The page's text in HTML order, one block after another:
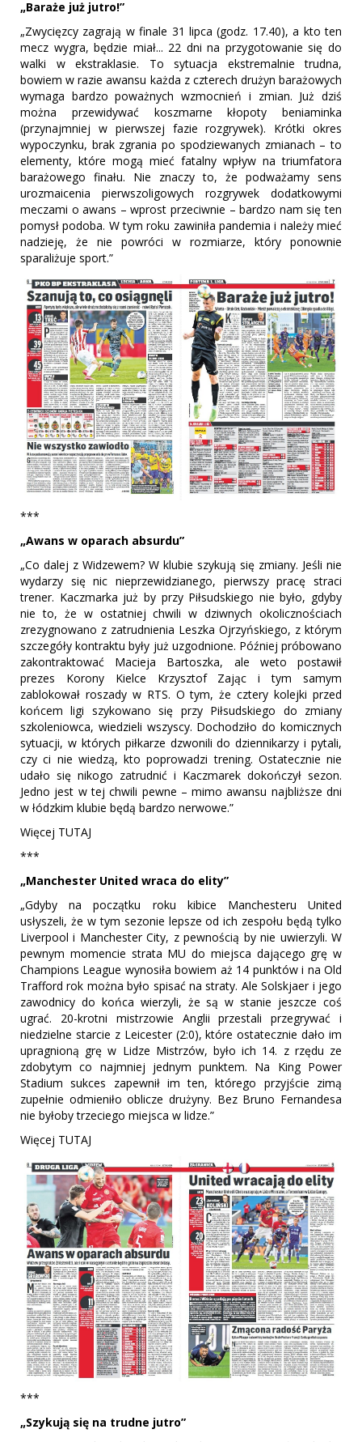
„Baraże już jutro!”
„Zwycięzcy zagrają w finale 31 lipca (godz. 17.40), a kto ten
mecz wygra, będzie miał... 22 dni na przygotowanie się do
walki w ekstraklasie. To sytuacja ekstremalnie trudna,
bowiem w razie awansu każda z czterech drużyn barażowych
wymaga bardzo poważnych wzmocnień i zmian. Już dziś
można przewidywać koszmarne kłopoty beniaminka
(przynajmniej w pierwszej fazie rozgrywek). Krótki okres
wypoczynku, brak zgrania po spodziewanych zmianach – to
elementy, które mogą mieć fatalny wpływ na triumfatora
barażowego finału. Nie znaczy to, że podważamy sens
urozmaicenia pierwszoligowych rozgrywek dodatkowymi
meczami o awans – wprost przeciwnie – bardzo nam się ten
pomysł podoba. W tym roku zawiniła pandemia i należy mieć
nadzieję, że nie powróci w rozmiarze, który ponownie
sparaliżuje sport.”
***
„Awans w oparach absurdu”
„Co dalej z Widzewem? W klubie szykują się zmiany. Jeśli nie
wydarzy się nic nieprzewidzianego, pierwszy pracę straci
trener. Kaczmarka już by przy Piłsudskiego nie było, gdyby
nie to, że w ostatniej chwili w dziwnych okolicznościach
zrezygnowano z zatrudnienia Leszka Ojrzyńskiego, z którym
szczegóły kontraktu były już uzgodnione. Później próbowano
zakontraktować Macieja Bartoszka, ale weto postawił
prezes Korony Kielce Krzysztof Zając i tym samym
zablokował roszady w RTS. O tym, że cztery kolejki przed
końcem ligi szykowano się przy Piłsudskiego do zmiany
szkoleniowca, wiedzieli wszyscy. Dochodziło do komicznych
sytuacji, w których piłkarze dzwonili do dziennikarzy i pytali,
czy ci nie wiedzą, kto poprowadzi trening. Ostatecznie nie
udało się nikogo zatrudnić i Kaczmarek dokończył sezon.
Jedno jest w tej chwili pewne – mimo awansu najbliższe dni
w łódzkim klubie będą bardzo nerwowe.”
Więcej TUTAJ
***
„Manchester United wraca do elity”
„Gdyby na początku roku kibice Manchesteru United
usłyszeli, że w tym sezonie lepsze od ich zespołu będą tylko
Liverpool i Manchester City, z pewnością by nie uwierzyli. W
pewnym momencie strata MU do miejsca dającego grę w
Champions League wynosiła bowiem aż 14 punktów i na Old
Trafford rok można było spisać na straty. Ale Solskjaer i jego
zawodnicy do końca wierzyli, że są w stanie jeszcze coś
ugrać. 20-krotni mistrzowie Anglii przestali przegrywać i
niedzielne starcie z Leicester (2:0), które ostatecznie dało im
upragnioną grę w Lidze Mistrzów, było ich 14. z rzędu ze
zdobytym co najmniej jednym punktem. Na King Power
Stadium sukces zapewnił im ten, którego przyjście zimą
zupełnie odmieniło oblicze drużyny. Bez Bruno Fernandesa
nie byłoby trzeciego miejsca w lidze.”
Więcej TUTAJ
***
„Szykują się na trudne jutro”